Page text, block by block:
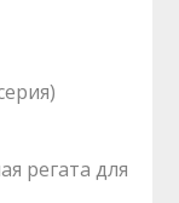
регата для